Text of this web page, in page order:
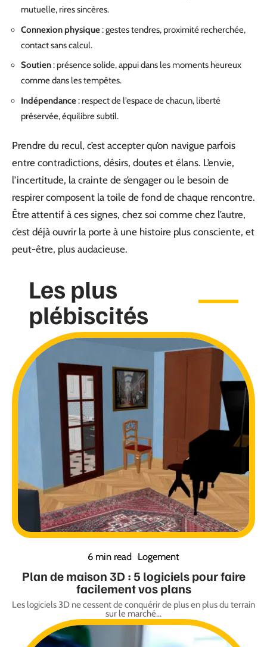
mutuelle, rires sincères.
Connexion physique: gestes tendres, proximité recherchée,
contact sans calcul.
Soutien: présence solide, appui dans les moments heureux
comme dans les tempêtes.
Indépendance: respect de l’espace de chacun, liberté
préservée, équilibre subtil.
Prendre du recul, c’est accepter qu’on navigue parfois
entre contradictions, désirs, doutes et élans. L’envie,
l’incertitude, la crainte de s’engager ou le besoin de
respirer composent la toile de fond de chaque rencontre.
Être attentif à ces signes, chez soi comme chez l’autre,
c’est déjà ouvrir la porte à une histoire plus consciente, et
peut-être, plus audacieuse.
Les plus
plébiscités
6 min read Logement
Plan de maison 3D : 5 logiciels pour faire
facilement vos plans
Les logiciels 3D ne cessent de conquérir de plus en plus du terrain
sur le marché…